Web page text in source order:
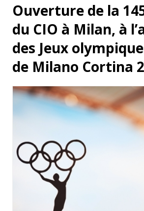
Ouverture de la
du CIO à Milan, à
des Jeux
de Milano Cortina